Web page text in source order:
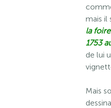
mais il
la
1753
de lui
Mais